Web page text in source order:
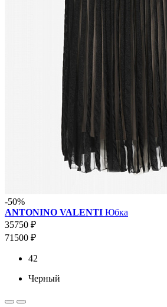
-50%
ANTONINO VALENTI Юбка
35750 ₽
71500 ₽
42
Черный